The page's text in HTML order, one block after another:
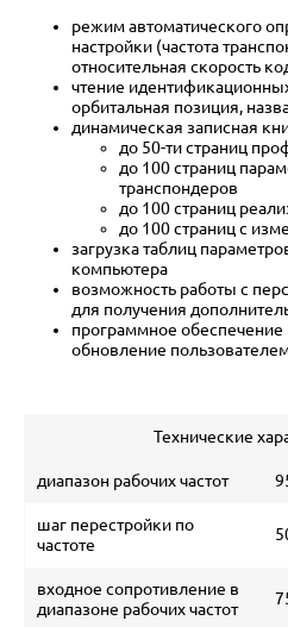
режим автоматического
настройки (частота
относительная скорость
чтение
орбитальная позиция,
динамическая записная
до 50-ти страниц
до 100 страниц
транспондеров
до 100 страниц
до 100 страниц с
загрузка таблиц
компьютера
возможность работы с
для получения
программное обеспечение
обновление
Технические
диапазон рабочих частот
шаг перестройки по
частоте
входное сопротивление в
диапазоне рабочих частот